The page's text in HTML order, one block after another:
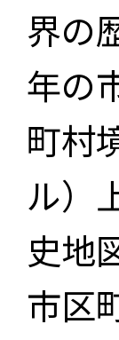
界の
年の
町村
ル）
史地
市区